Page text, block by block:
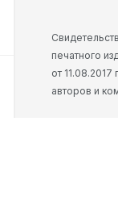
печатного
от
авторов и